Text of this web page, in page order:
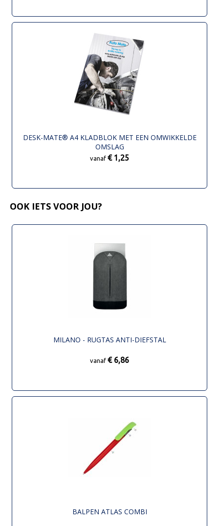
DESK-MATE® A4 KLADBLOK MET EEN OMWIKKELDE
OMSLAG
vanaf € 1,25
OOK IETS VOOR JOU?
MILANO - RUGTAS ANTI-DIEFSTAL
vanaf € 6,86
BALPEN ATLAS COMBI